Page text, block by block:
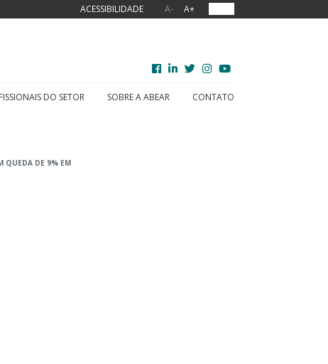
ACESSIBILIDADE A- A+
DO SETOR SOBRE A ABEAR CONTATO
QUEDA DE 9% EM